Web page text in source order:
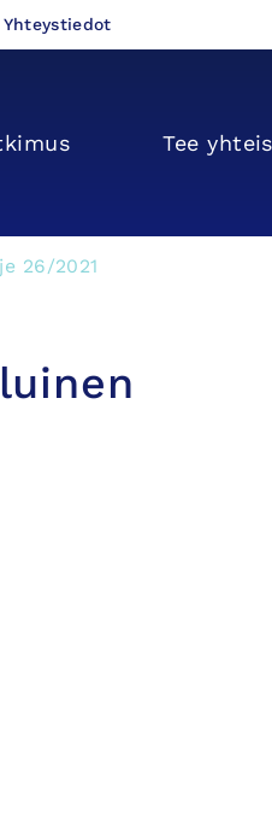
Yhteystiedot
Tee
26/2021